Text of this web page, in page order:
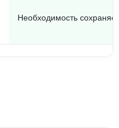
Необходимость